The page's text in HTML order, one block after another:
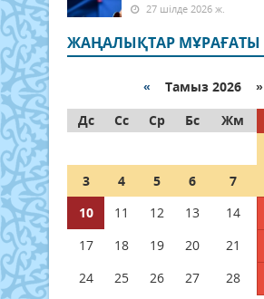
27 шілде 2026 ж.
ЖАҢАЛЫҚТАР МҰРАҒАТЫ
« Тамыз 2026 »
Дс
Сс Ср Бс Жм
3
4 5 6 7
10
11 12 13 14
17
18 19 20 21
24
25 26 27 28